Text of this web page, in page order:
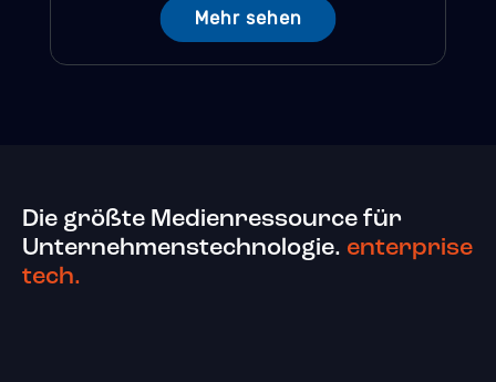
Mehr sehen
Die größte Medienressource für
Unternehmenstechnologie. enterprise
tech.